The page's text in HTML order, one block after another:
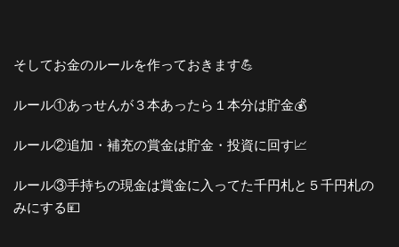
そしてお金のルールを作っておきます💪
ルール①あっせんが３本あったら１本分は貯金💰
ルール②追加・補充の賞金は貯金・投資に回す📈
ルール③手持ちの現金は賞金に入ってた千円札と５千円札の
みにする💴